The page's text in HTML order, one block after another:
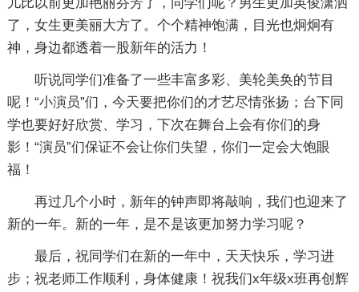
了，女生更美丽大方了。个个精神饱满，目光也炯炯有
神，身边都透着一股新年的活力！
听说同学们准备了一些丰富多彩、美轮美奂的节目
呢！“小演员”们，今天要把你们的才艺尽情张扬；台下同
学也要好好欣赏、学习，下次在舞台上会有你们的身
影！“演员”们保证不会让你们失望，你们一定会大饱眼
福！
再过几个小时，新年的钟声即将敲响，我们也迎来了
新的一年。新的一年，是不是该更加努力学习呢？
最后，祝同学们在新的一年中，天天快乐，学习进
步；祝老师工作顺利，身体健康！祝我们x年级x班再创辉